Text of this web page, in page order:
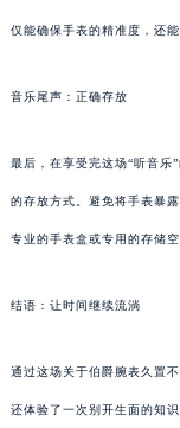
仅能确保手表的精准度，还
音乐尾声：正确存放
最后，在享受完这场“听音
的存放方式。避免将手表暴
专业的手表盒或专用的存储
结语：让时间继续流淌
通过这场关于伯爵腕表久置
还体验了一次别开生面的知